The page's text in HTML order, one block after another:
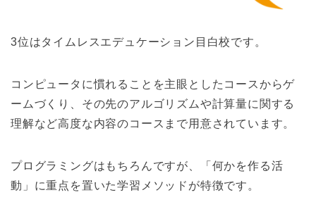
3位はタイムレスエデュケーション目白校です。
コンピュータに慣れることを主眼としたコースからゲ
ームづくり、その先のアルゴリズムや計算量に関する
理解など高度な内容のコースまで用意されています。
プログラミングはもちろんですが、「何かを作る活
動」に重点を置いた学習メソッドが特徴です。